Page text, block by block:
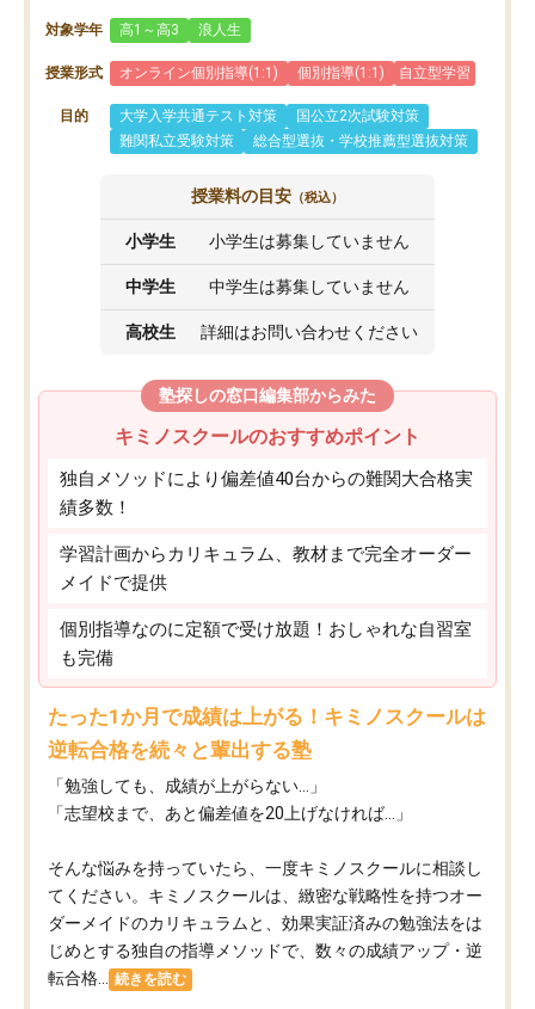
対象学年 高1～高3 浪人生
授業形式 オンライン個別指導(1:1) 個別指導(1:1) 自立型学習
目的 大学入学共通テスト対策
国公立2次試験対策
難関私立受験対策
総合型選抜・学校推薦型選抜対策
授業料の目安 （税込）
小学生 小学生は募集していません
中学生 中学生は募集していません
高校生 詳細はお問い合わせください
塾探しの窓口編集部からみた
キミノスクールのおすすめポイント
独自メソッドにより偏差値40台からの難関大合格実
績多数！
学習計画からカリキュラム、教材まで完全オーダー
メイドで提供
個別指導なのに定額で受け放題！おしゃれな自習室
も完備
たった1か月で成績は上がる！キミノスクールは
逆転合格を続々と輩出する塾
「勉強しても、成績が上がらない…」
「志望校まで、あと偏差値を20上げなければ…」
そんな悩みを持っていたら、一度キミノスクールに相談し
てください。キミノスクールは、緻密な戦略性を持つオー
ダーメイドのカリキュラムと、効果実証済みの勉強法をは
じめとする独自の指導メソッドで、数々の成績アップ・逆
転合格...
続きを読む